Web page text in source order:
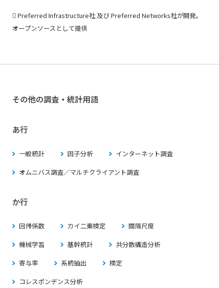
 Preferred Infrastructure社 及び Preferred Networks社が開発。
オープンソースとして提供
その他の調査・統計用語
あ行
一般統計 因子分析
インターネット調査
オムニバス調査／マルチクライアント調査
か行
回帰係数 カイ二乗検定
間隔尺度
機械学習
基幹統計
共分散構造分析
寄与率
系統抽出
検定
コレスポンデンス分析